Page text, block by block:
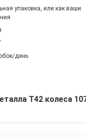
упаковка, или как ваши
день
T42 колеса